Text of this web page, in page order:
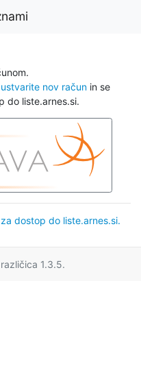
ustvarite nov račun in se
do liste.arnes.si.
dostop do liste.arnes.si.
1.3.5.